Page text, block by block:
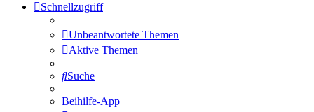
Schnellzugriff
Unbeantwortete Themen
Aktive Themen
Suche
Beihilfe-App